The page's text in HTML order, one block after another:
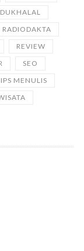
RADIODAKTA
REVIEW
SEO
MENULIS